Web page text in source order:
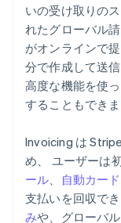
いの受け取りの
れたグローバル
がオンラインで
分で作成して送
高度な機能を使
することもできま
Invoicing は
め、 ユーザーは
ール
自動カー
支払いを回収で
みや、グローバ